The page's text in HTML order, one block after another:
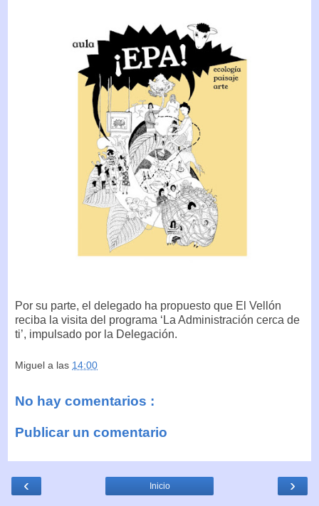
Por su parte, el delegado ha propuesto que El Vellón
reciba la visita del programa ‘La Administración cerca de
ti’, impulsado por la Delegación.
Miguel a las 14:00
No hay comentarios :
Publicar un comentario
‹ ›
Inicio